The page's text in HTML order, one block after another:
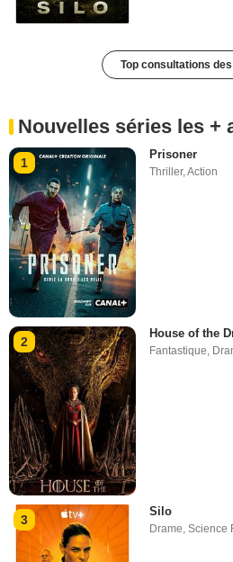
Top consultations
Nouvelles séries les +
1
Prisoner
Thriller,Action
2
House of the
Fantastique
3
Silo
Drame,Science